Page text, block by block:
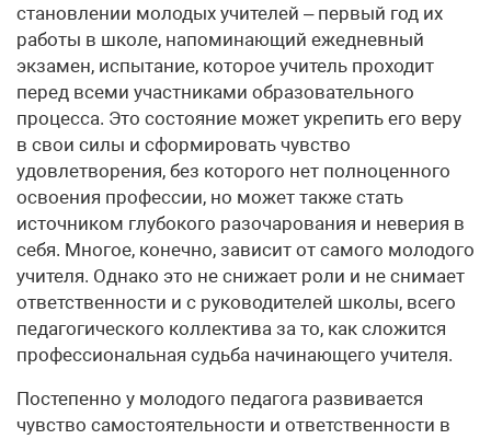
становлении молодых учителей – первый год их
работы в школе, напоминающий ежедневный
экзамен, испытание, которое учитель проходит
перед всеми участниками образовательного
процесса. Это состояние может укрепить его веру
в свои силы и сформировать чувство
удовлетворения, без которого нет полноценного
освоения профессии, но может также стать
источником глубокого разочарования и неверия в
себя. Многое, конечно, зависит от самого молодого
учителя. Однако это не снижает роли и не снимает
ответственности и с руководителей школы, всего
педагогического коллектива за то, как сложится
профессиональная судьба начинающего учителя.
Постепенно у молодого педагога развивается
чувство самостоятельности и ответственности в